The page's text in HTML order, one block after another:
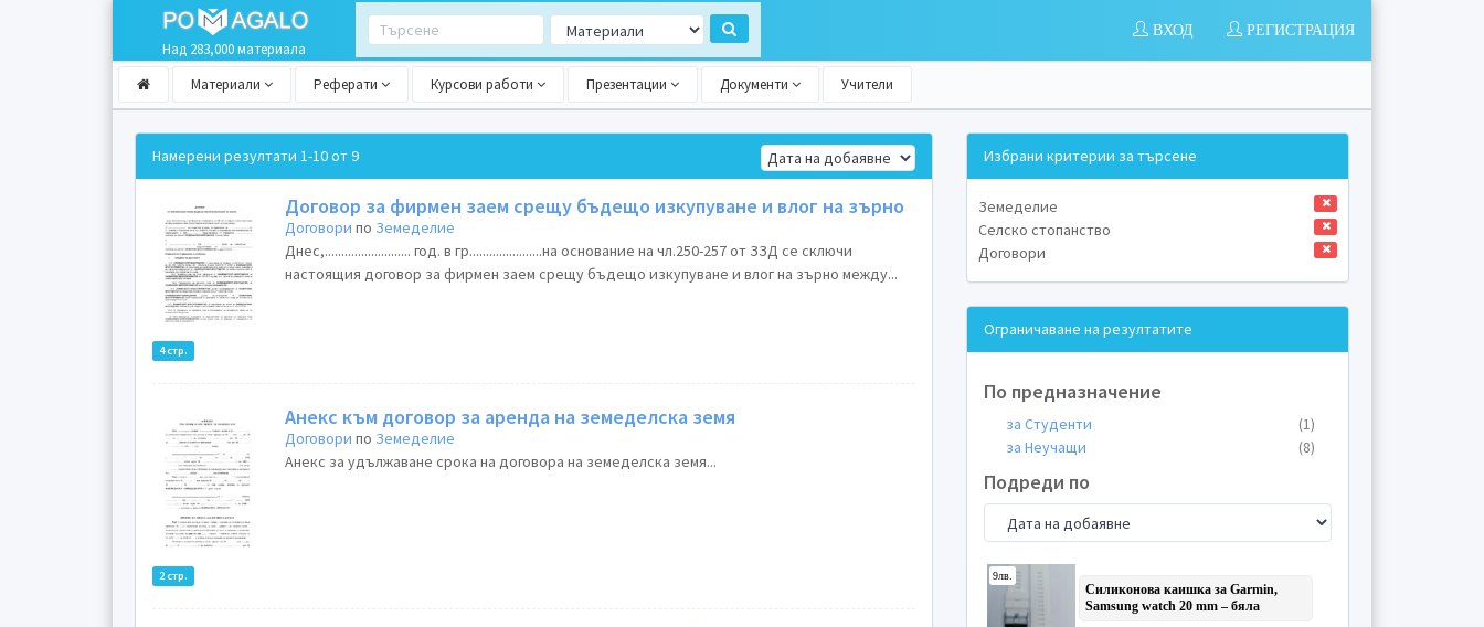
Над 283,000 материала
РЕГИСТРАЦИЯ
ВХОД
Материали Реферати Курсови работи Презентации Документи Учители
Намерени резултати 1-10 от 9
4 стр.
Договор за фирмен заем срещу бъдещо изкупуване и влог на зърно
Договори по Земеделие
Днес,.......................... год. в гр......................на основание на чл.250-257 от ЗЗД се сключи
настоящия договор за фирмен заем срещу бъдещо изкупуване и влог на зърно между...
2 стр.
Анекс към договор за аренда на земеделска земя
Договори по Земеделие
Анекс за удължаване срока на договора на земеделска земя...
Избрани критерии за търсене
Земеделие
Селско стопанство
Договори
Ограничаване на резултатите
По предназначение
за Студенти
(1)
за Неучащи
(8)
Подреди по